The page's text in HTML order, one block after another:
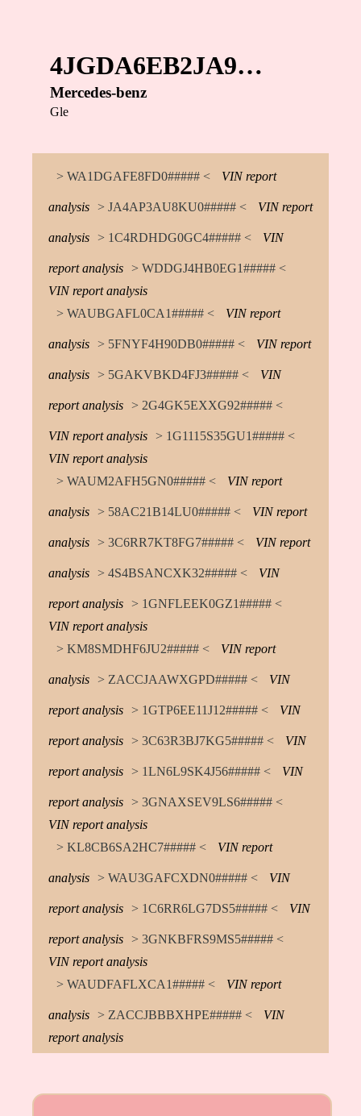
4JGDA6EB2JA9…
Mercedes-benz
Gle
> WA1DGAFE8FD0##### < VIN report
analysis > JA4AP3AU8KU0##### < VIN report
analysis > 1C4RDHDG0GC4##### < VIN
report analysis > WDDGJ4HB0EG1##### <
VIN report analysis
> WAUBGAFL0CA1##### <
VIN report
analysis > 5FNYF4H90DB0##### < VIN report
analysis > 5GAKVBKD4FJ3##### < VIN
report analysis > 2G4GK5EXXG92##### <
VIN report analysis > 1G1115S35GU1##### <
VIN report analysis
> WAUM2AFH5GN0##### <
VIN report
analysis > 58AC21B14LU0##### < VIN report
analysis > 3C6RR7KT8FG7##### < VIN report
analysis > 4S4BSANCXK32##### < VIN
report analysis > 1GNFLEEK0GZ1##### <
VIN report analysis
> KM8SMDHF6JU2##### <
VIN report
analysis > ZACCJAAWXGPD##### < VIN
report analysis > 1GTP6EE11J12##### < VIN
report analysis > 3C63R3BJ7KG5##### < VIN
report analysis > 1LN6L9SK4J56##### < VIN
report analysis > 3GNAXSEV9LS6##### <
VIN report analysis
> KL8CB6SA2HC7##### <
VIN report
analysis > WAU3GAFCXDN0##### < VIN
report analysis > 1C6RR6LG7DS5##### < VIN
report analysis > 3GNKBFRS9MS5##### <
VIN report analysis
> WAUDFAFLXCA1##### <
VIN report
analysis > ZACCJBBBXHPE##### <
VIN
report analysis